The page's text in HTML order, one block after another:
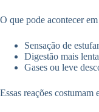
O que pode acontecer
Sensação de
Digestão mais lenta
Gases ou leve
Essas reações costumam